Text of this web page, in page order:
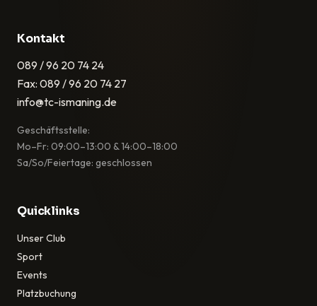
Kontakt
089 / 96 20 74 24
Fax: 089 / 96 20 74 27
info@tc-ismaning.de
Geschäftsstelle:
Mo–Fr: 09:00–13:00 & 14:00–18:00
Sa/So/Feiertage: geschlossen
Quicklinks
Unser Club
Sport
Events
Platzbuchung